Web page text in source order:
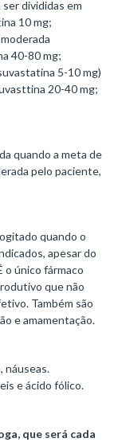
divididas em
10 mg;
40-80 mg;
5-10 mg)
20-40 mg;
quando a meta de
pelo paciente,
quando o
apesar do
único fármaco
que não
Também são
e amamentação.
náuseas.
e ácido fólico.
que será cada